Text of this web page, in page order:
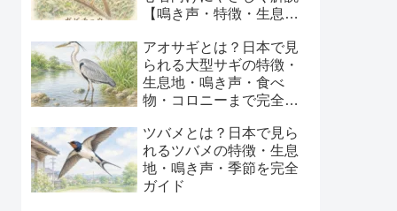
【鳴き声・特徴・生息
アオサギとは？日本で見
られる大型サギの特徴・
生息地・鳴き声・食べ
物・コロニーまで完全ガ
ツバメとは？日本で見ら
れるツバメの特徴・生息
地・鳴き声・季節を完全
ガイド